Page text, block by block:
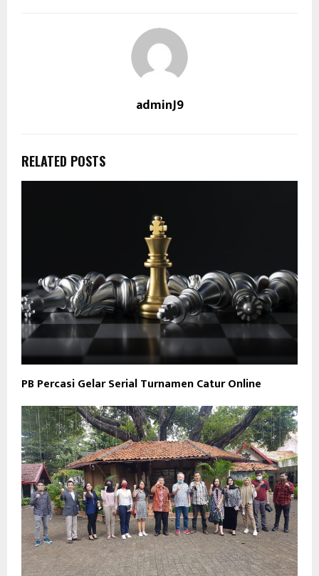
adminJ9
RELATED POSTS
PB Percasi Gelar Serial Turnamen Catur Online